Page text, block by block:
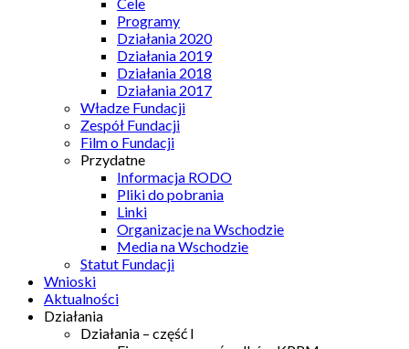
Programy
Działania 2020
Działania 2019
Działania 2018
Działania 2017
Władze Fundacji
Zespół Fundacji
Film o Fundacji
Przydatne
Informacja RODO
Pliki do pobrania
Linki
Organizacje na Wschodzie
Media na Wschodzie
Statut Fundacji
Wnioski
Aktualności
Działania
Działania – część I